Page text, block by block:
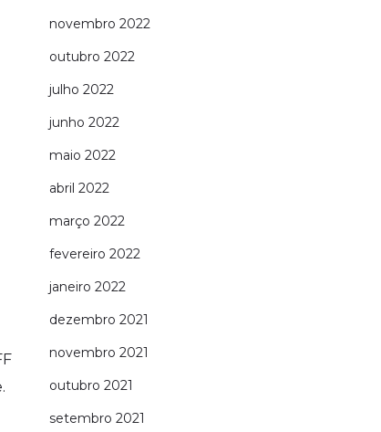
novembro 2022
outubro 2022
julho 2022
junho 2022
maio 2022
abril 2022
março 2022
fevereiro 2022
janeiro 2022
dezembro 2021
novembro 2021
outubro 2021
setembro 2021